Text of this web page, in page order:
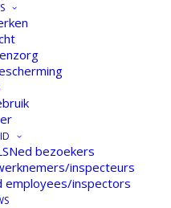
bezoekers
inspecteurs
employees/inspectors